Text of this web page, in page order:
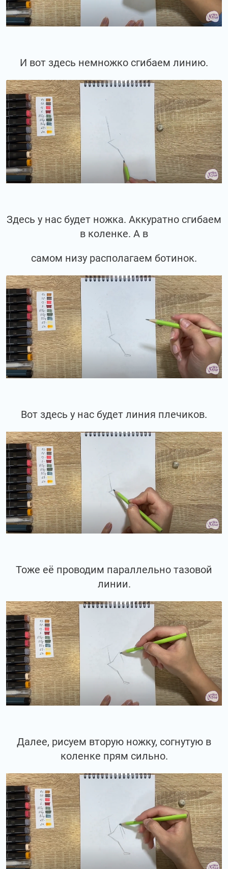
И вот здесь немножко сгибаем линию.
Здесь у нас будет ножка. Аккуратно сгибаем
в коленке. А в
самом низу располагаем ботинок.
Вот здесь у нас будет линия плечиков.
Тоже её проводим параллельно тазовой
линии.
Далее, рисуем вторую ножку, согнутую в
коленке прям сильно.